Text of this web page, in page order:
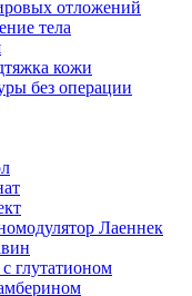
отложений
тела
кожи
без операции
Лаеннек
глутатионом